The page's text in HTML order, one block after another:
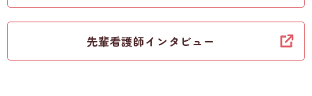
先輩看護師インタビュー